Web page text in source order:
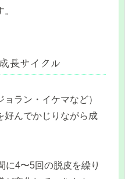
長サイクル
ラン・イケマなど）
好んでかじりながら成
に4〜5回の脱皮を繰り